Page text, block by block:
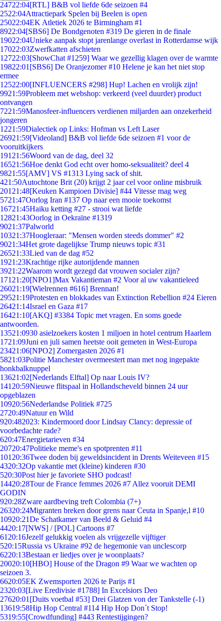
24722:04[RTL] B&B vol liefde 6de seizoen #4
2522:04Attractiepark Spelen bij Beelen is open
25022:04EK Atletiek 2026 te Birmingham #1
8922:04[SBS6] De Bondgenoten #319 De gieren in de finale
19022:04Unieke aanpak stopt jarenlange overlast in Rotterdamse wijk
17022:03Zwerfkatten afschieten
12722:03[ShowChat #1259] Waar we gezellig klagen over de warmte
19822:01 [SBS6] De Oranjezomer #10 Helene je kan het niet stop
ermee
12522:00[INFLUENCERS #298] Hup! Lachen en vrolijk zijn!
9921:59Probleem met webshop: verkeerd (veel duurder) product
ontvangen
7221:59Manosfeer-influencers verdienen miljarden aan onzekerheid
jongeren
1221:59Dialectiek op Links: Hofman vs Left Laser
26921:59[Videoland] B&B vol liefde 6de seizoen #1 voor de
vooruitkijkers
191 21:56Woord van de dag, deel 32
16521:56Hoe denkt God echt over homo-seksualiteit? deel 4
9821:55[AMV] VS #1313 Lying sack of shit.
421:50Autochtone Brit (20) krijgt 2 jaar cel voor online misbruik
201 21:48[Keuken Kampioen Divisie] #44 Vitesse mag weg
5721:47Oorlog Iran #137 Op naar een mooie toekomst
16721:45Haiku ketting #27 - strooi wat liefde
12821:43Oorlog in Oekraïne #1319
9021:37Palworld
10321:37Hoogleraar: "Mensen worden steeds dommer" #2
9021:34Het grote dagelijkse Trump nieuws topic #31
26521:33Lied van de dag #52
1921:23Krachtige rijke autorijdende mannen
3921:22Waarom wordt gezegd dat vrouwen socialer zijn?
171 21:20[NPO1]Max Vakantieman #2 Voor al uw vakantieleed
26021:19[Wielrennen #616] Brennan!
29521:19Protesten en blokkades van Extinction Rebellion #24 Eieren
26421:14Israel en Gaza #17
16421:10[AKQ] #3384 Topic met vragen. En soms goede
antwoorden.
13521:0930 asielzoekers kosten 1 miljoen in hotel centrum Haarlem
1721:09Juni en juli samen heetste ooit gemeten in West-Europa
23421:06[NPO2] Zomergasten 2026 #1
5821:03Politie Manchester overmeestert man met nog ingepakte
honkbalknuppel
13621:02[Nederlands Elftal] Op naar Louis IV?
141 20:59Nieuwe flitspaal in Hollandscheveld binnen 24 uur
opgeblazen
10920:56Nederlandse Politiek #725
2720:49Natuur en Wild
920:482023: Kindermoord door Lindsay Clancy: depressie of
voorbedachte rade?
620:47Energietarieven #34
20720:47Politieke meme's en spotprenten #11
101 20:36Twee doden bij geweldsincident in Drents Weiteveen #15
4320:32Op vakantie met (kleine) kinderen #30
520:30Post hier je favoriete SHO podcast!
14420:28Tour de France femmes 2026 #7 Allez vooruit DEMI
GODIN
920:28Zware aardbeving treft Colombia (7+)
26320:24Migranten breken door grens naar Ceuta in Spanje,l #10
10920:21De Schatkamer van Beeld & Geluid #4
4420:17[NWS] / [POL] Cartoons #7
61 20:16Jezelf gelukkig voelen als vrijgezelle vijftiger
520:15Russia vs Ukraine #92 de hegemonie van unclescorp
6220:13Bestaan er liedjes over je woonplaats?
20020:10[HBO] House of the Dragon #9 Waar we wachten op
seizoen 3.
6620:05EK Zwemsporten 2026 te Parijs #1
2320:03[Live Eredivisie #1788] In Excelsiors Deo
27620:01 [Duits voetbal #53] Drei Glatzen von der Tankstelle (-1)
13619:58Hip Hop Central #114 Hip Hop Don´t Stop!
5319:55[Crowdfunding] #443 Rentestijgingen?